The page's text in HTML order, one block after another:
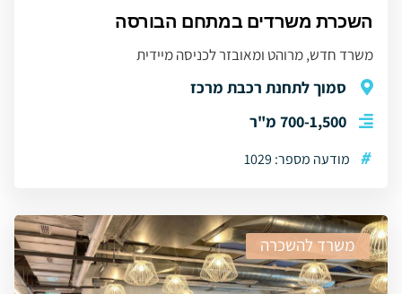
השכרת משרדים במתחם הבורסה
משרד חדש, מרוהט ומאובזר לכניסה מיידית
סמוך לתחנת רכבת מרכז
700-1,500 מ"ר
# מודעה מספר: 1029
משרד להשכרה